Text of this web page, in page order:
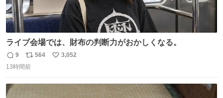
ライブ会場では、財布の判断力がおかしくなる。
返
信
9
リ
ポ
ト
564
い
3,052
13時間前